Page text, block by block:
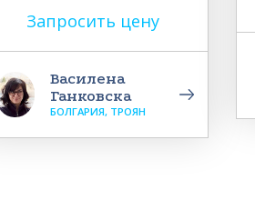
Запросить цену
Василена
Ганковска
БОЛГАРИЯ, ТРОЯН